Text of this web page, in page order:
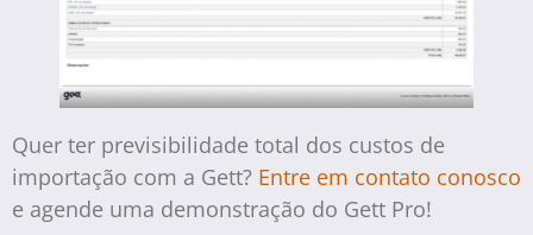
Quer ter previsibilidade total dos custos de
importação com a Gett? Entre em contato conosco
e agende uma demonstração do Gett Pro!